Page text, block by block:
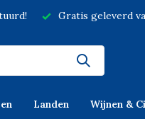
Gratis geleverd
Landen Wijnen &